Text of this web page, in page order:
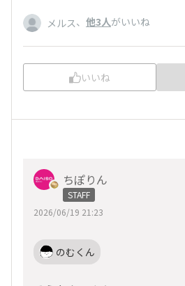
メルス、 他3人がいいね
いいね
ちぽりん
STAFF
2026/06/19 21:23
のむくん